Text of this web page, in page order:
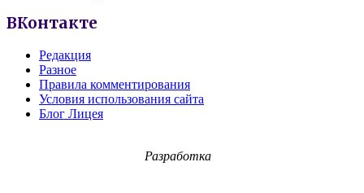
ВКонтакте
Редакция
Разное
Правила комментирования
Условия использования сайта
Блог Лицея
Разработка